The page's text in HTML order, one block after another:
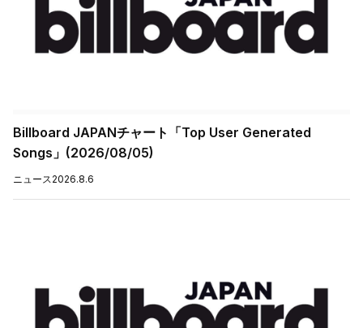
Billboard JAPANチャート「Top User Generated
Songs」(2026/08/05)
ニュース2026.8.6